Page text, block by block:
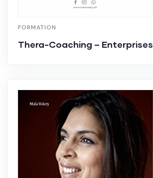
FORMATION
Thera-Coaching – Enterprises